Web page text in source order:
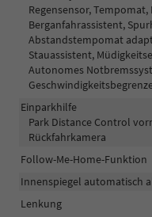
Regensensor,
Berganfahrassistent,
Abstandstempomat
Stauassistent,
Autonomes
Einparkhilfe
Park Distance Control
Rückfahrkamera
Follow-Me-Home-Funktion
Innenspiegel automatisch
Lenkung